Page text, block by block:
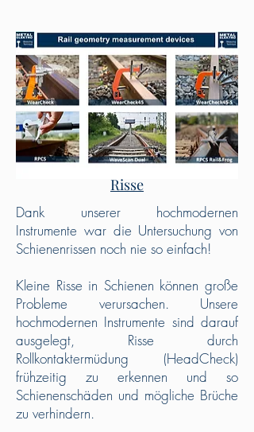
16.10.2024 - Prüfung auf RCF-
Risse
Dank unserer hochmodernen
Instrumente war die Untersuchung von
Schienenrissen noch nie so einfach!
Kleine Risse in Schienen können große
Probleme verursachen. Unsere
hochmodernen Instrumente sind darauf
ausgelegt, Risse durch
Rollkontaktermüdung (HeadCheck)
frühzeitig zu erkennen und so
Schienenschäden und mögliche Brüche
zu verhindern.